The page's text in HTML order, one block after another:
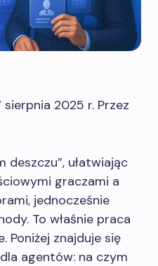
2025 r. Przez
deszczu”, ułatwiając
graczami a
jednocześnie
To właśnie praca
Poniżej znajduje się
agentów: na czym